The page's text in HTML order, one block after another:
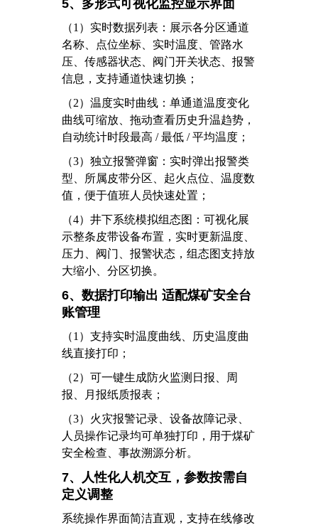
5、多形式可视化监控显示界面
（1） 实时数据列表：展示各分区通道
名称、点位坐标、实时温度、管路水
压、传感器状态、阀门开关状态、报警
信息，支持通道快速切换；
（2）温度实时曲线：单通道温度变化
曲线可缩放、拖动查看历史升温趋势，
自动统计时段最高 / 最低 / 平均温度；
（3）独立报警弹窗：实时弹出报警类
型、所属皮带分区、起火点位、温度数
值，便于值班人员快速处置；
（4）井下系统模拟组态图：可视化展
示整条皮带设备布置，实时更新温度、
压力、阀门、报警状态，组态图支持放
大缩小、分区切换。
6、数据打印输出 适配煤矿安全台
账管理
（1）支持实时温度曲线、历史温度曲
线直接打印；
（2）可一键生成防火监测日报、周
报、月报纸质报表；
（3） 火灾报警记录、设备故障记录、
人员操作记录均可单独打印，用于煤矿
安全检查、事故溯源分析。
7、人性化人机交互，参数按需自
定义调整
系统操作界面简洁直观，支持在线修改